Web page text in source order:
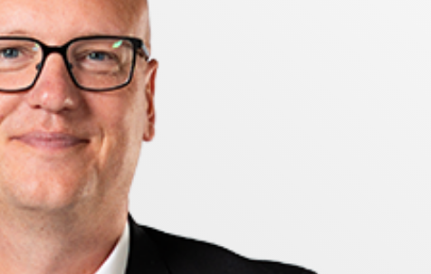
stadskärnan nås på bara några minuter. Kommunen
hem!